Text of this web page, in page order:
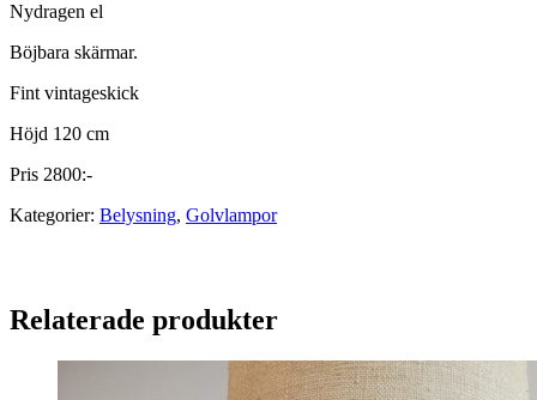
Nydragen el
Böjbara skärmar.
Fint vintageskick
Höjd 120 cm
Pris 2800:-
Kategorier: Belysning, Golvlampor
Relaterade produkter